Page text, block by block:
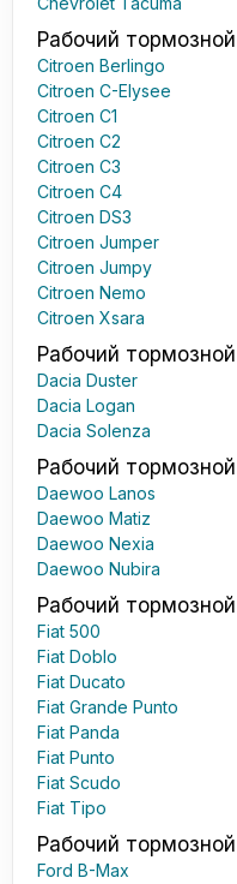
Рабочий
Citroen Berlingo
Citroen C-Elysee
Citroen C1
Citroen C2
Citroen C3
Citroen C4
Citroen DS3
Citroen Jumper
Citroen Jumpy
Citroen Nemo
Citroen Xsara
Рабочий
Dacia Duster
Dacia Logan
Dacia Solenza
Рабочий
Daewoo Lanos
Daewoo Matiz
Daewoo Nexia
Daewoo Nubira
Рабочий
Fiat 500
Fiat Doblo
Fiat Ducato
Fiat Grande Punto
Fiat Panda
Fiat Punto
Fiat Scudo
Fiat Tipo
Рабочий
Ford B-Max